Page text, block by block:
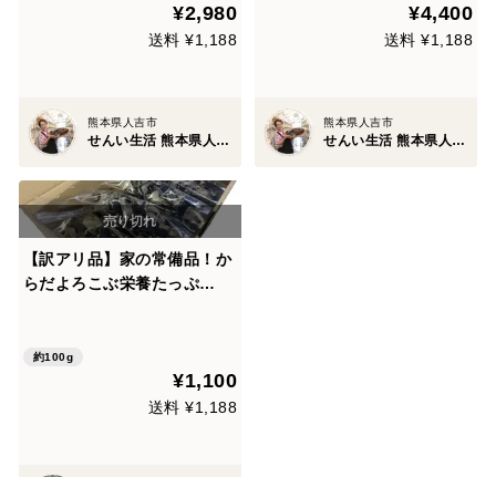
¥2,980
送料 ¥1,188
熊本県人吉市
せんい生活 熊本県人吉市
¥4,400
送料 ¥1,188
熊本県人吉市
せんい生活 熊本県人吉市
【訳アリ品】家の常備品！か
らだよろこぶ栄養たっぷ
約100g
¥1,100
送料 ¥1,188